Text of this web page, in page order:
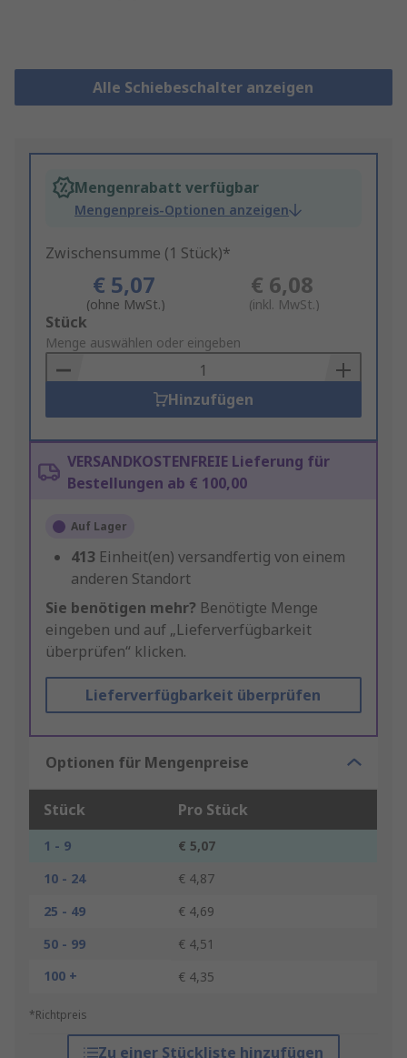
Alle Schiebeschalter anzeigen
Mengenrabatt verfügbar
Mengenpreis-Optionen anzeigen
Zwischensumme (1 Stück)*
€ 5,07
(ohne MwSt.)
€ 6,08
(inkl. MwSt.)
Add
to
Basket
Stück
Menge auswählen oder eingeben
Hinzufügen
VERSANDKOSTENFREIE Lieferung für
Bestellungen ab € 100,00
Auf Lager
413 Einheit(en) versandfertig von einem
anderen Standort
Sie benötigen mehr? Benötigte Menge
eingeben und auf „Lieferverfügbarkeit
überprüfen“ klicken.
Lieferverfügbarkeit überprüfen
Optionen für Mengenpreise
Stück Pro Stück
1 - 9
€ 5,07
10 - 24
€ 4,87
25 - 49
€ 4,69
50 - 99
€ 4,51
100 +
€ 4,35
*Richtpreis
Zu einer Stückliste hinzufügen